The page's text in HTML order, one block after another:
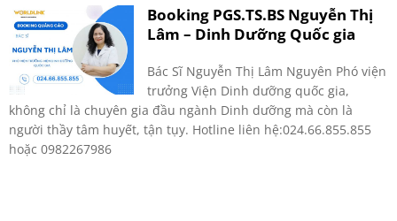
Booking PGS.TS.BS Nguyễn Thị
Lâm – Dinh Dưỡng Quốc gia
Bác Sĩ Nguyễn Thị Lâm Nguyên Phó viện
trưởng Viện Dinh dưỡng quốc gia,
không chỉ là chuyên gia đầu ngành Dinh dưỡng mà còn là
người thầy tâm huyết, tận tụy. Hotline liên hệ:024.66.855.855
hoặc 0982267986